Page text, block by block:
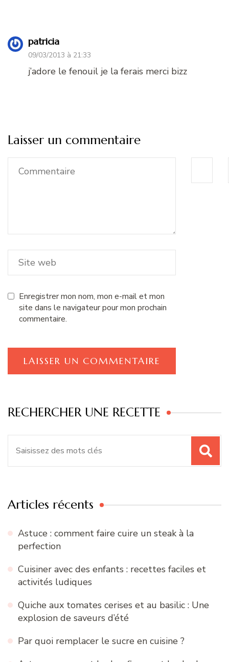
patricia
09/03/2013 à 21:33
j’adore le fenouil je la ferais merci bizz
Laisser un commentaire
Enregistrer mon nom, mon e-mail et mon
site dans le navigateur pour mon prochain
commentaire.
RECHERCHER UNE RECETTE
Articles récents
Astuce : comment faire cuire un steak à la
perfection
Cuisiner avec des enfants : recettes faciles et
activités ludiques
Quiche aux tomates cerises et au basilic : Une
explosion de saveurs d’été
Par quoi remplacer le sucre en cuisine ?